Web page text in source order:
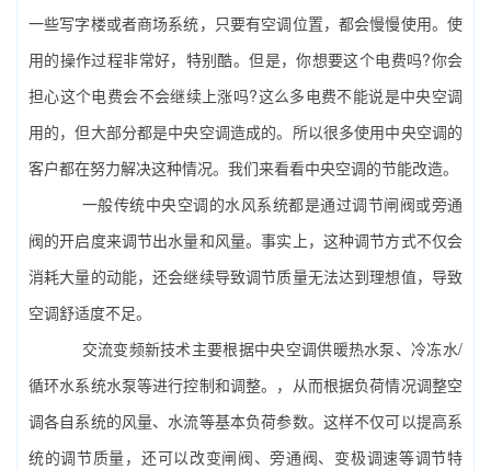
一些写字楼或者商场系统，只要有空调位置，都会慢慢使用。使
用的操作过程非常好，特别酷。但是，你想要这个电费吗?你会
担心这个电费会不会继续上涨吗?这么多电费不能说是中央空调
用的，但大部分都是中央空调造成的。所以很多使用中央空调的
客户都在努力解决这种情况。我们来看看中央空调的节能改造。
一般传统中央空调的水风系统都是通过调节闸阀或旁通
阀的开启度来调节出水量和风量。事实上，这种调节方式不仅会
消耗大量的动能，还会继续导致调节质量无法达到理想值，导致
空调舒适度不足。
交流变频新技术主要根据中央空调供暖热水泵、冷冻水/
循环水系统水泵等进行控制和调整。，从而根据负荷情况调整空
调各自系统的风量、水流等基本负荷参数。这样不仅可以提高系
统的调节质量，还可以改变闸阀、旁通阀、变极调速等调节特